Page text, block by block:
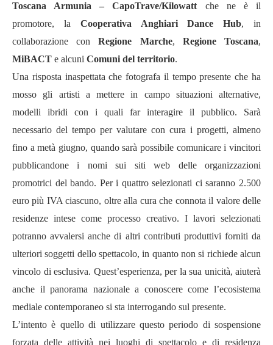
Toscana Armunia – CapoTrave/Kilowatt che ne è il
promotore, la Cooperativa Anghiari Dance Hub, in
collaborazione conRegione Marche, Regione Toscana,
MiBACT e alcuni Comuni del territorio.
Una risposta inaspettata che fotografa il tempo presente che ha
mosso gli artisti a mettere in campo situazioni alternative,
modelli ibridi con i quali far interagire il pubblico. Sarà
necessario del tempo per valutare con cura i progetti, almeno
fino a metà giugno, quando sarà possibile comunicare i vincitori
pubblicandone i nomi sui siti web delle organizzazioni
promotrici del bando. Per i quattro selezionati ci saranno 2.500
euro più IVA ciascuno, oltre alla cura che connota il valore delle
residenze intese come processo creativo. I lavori selezionati
potranno avvalersi anche di altri contributi produttivi forniti da
ulteriori soggetti dello spettacolo, in quanto non si richiede alcun
vincolo di esclusiva. Quest’esperienza, per la sua unicità, aiuterà
anche il panorama nazionale a conoscere come l’ecosistema
mediale contemporaneo si sta interrogando sul presente.
L’intento è quello di utilizzare questo periodo di sospensione
forzata delle attività nei luoghi di spettacolo e di residenza